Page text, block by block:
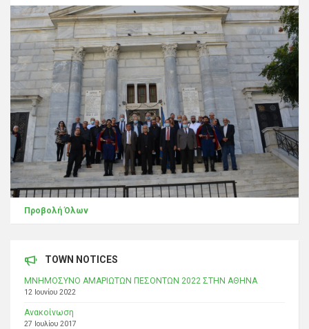
Προβολή Όλων
TOWN NOTICES
ΜΝΗΜΟΣΥΝΟ ΑΜΑΡΙΩΤΩΝ ΠΕΣΟΝΤΩΝ 2022 ΣΤΗΝ ΑΘΗΝΑ
12 Ιουνίου 2022
Ανακοίνωση
27 Ιουλίου 2017